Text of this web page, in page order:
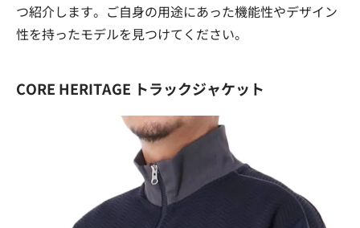
つ紹介します。ご自身の用途にあった機能性やデザイン
性を持ったモデルを見つけてください。
CORE HERITAGE トラックジャケット